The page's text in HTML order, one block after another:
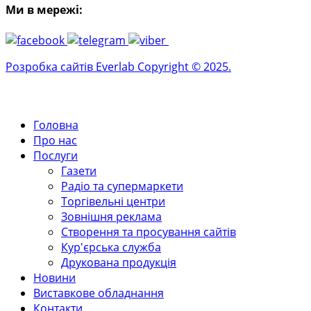
Ми в мережі:
Розробка сайтів Everlab Copyright © 2025.
Головна
Про нас
Послуги
Газети
Радіо та супермаркети
Торгівельні центри
Зовнішня реклама
Створення та просування сайтів
Кур'єрська служба
Друкована продукція
Новини
Виставкове обладнання